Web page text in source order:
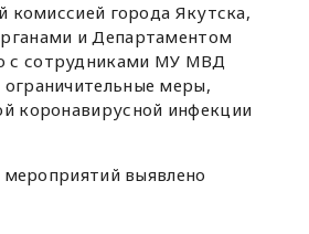
комиссией города Якутска,
и Департаментом
с сотрудниками МУ МВД
меры,
коронавирусной инфекции
выявлено